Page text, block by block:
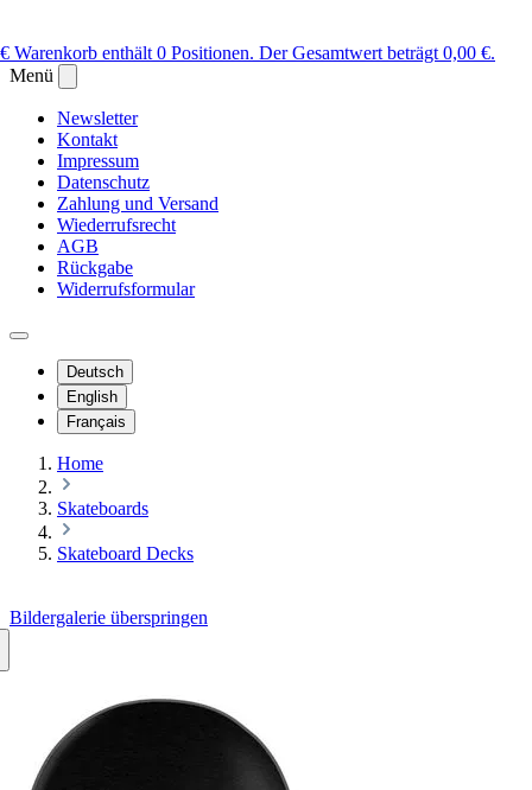
Warenkorb enthält 0 Positionen. Der Gesamtwert beträgt 0,00 €.
Menü
Newsletter
Kontakt
Impressum
Datenschutz
Zahlung und Versand
Wiederrufsrecht
AGB
Rückgabe
Widerrufsformular
Deutsch
English
Français
Home
Skateboards
Skateboard Decks
Bildergalerie überspringen